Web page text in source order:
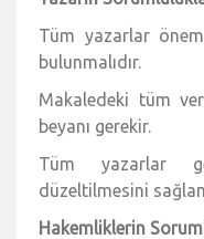
Tüm yazarlar
bulunmalıdır.
Makaledeki tüm
beyanı gerekir.
Tüm yazarlar
düzeltilmesini
Hakemliklerin